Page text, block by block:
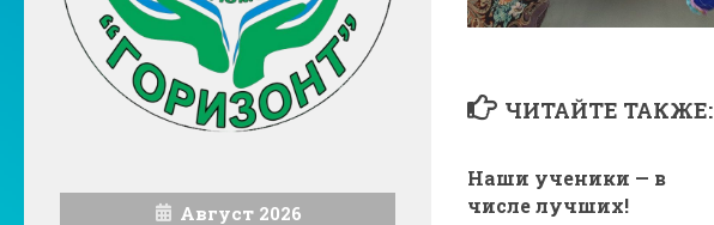
ЧИТАЙТЕ ТАКЖЕ:
Наши ученики — в
числе лучших!
Август 2026